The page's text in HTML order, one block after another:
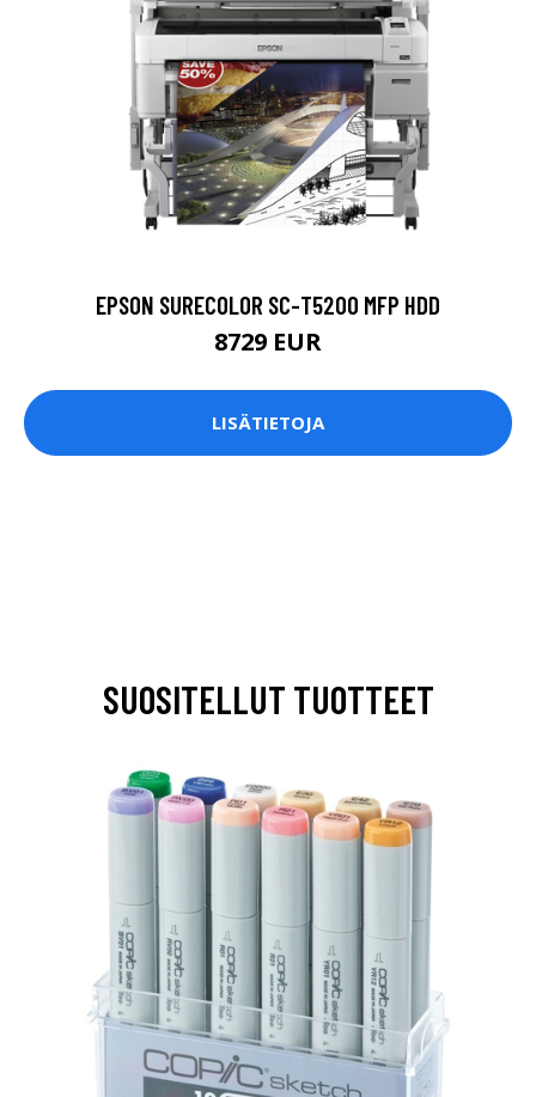
EPSON SURECOLOR SC-T5200 MFP HDD
8729 EUR
LISÄTIETOJA
SUOSITELLUT TUOTTEET